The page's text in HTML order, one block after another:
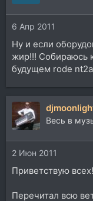
6 Апр 2011
Ну и если
жир!!! Собираюсь
будущем rode
Весь в
2 Июн 2011
Приветствую всех!
Перечитал всю